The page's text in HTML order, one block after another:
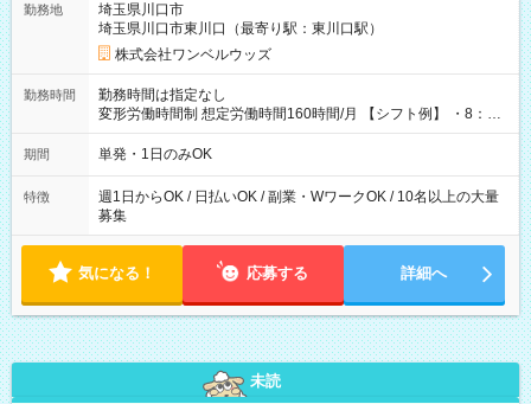
勤務地
埼玉県川口市
埼玉県川口市東川口（最寄り駅：東川口駅）
株式会社ワンベルウッズ
勤務時間
勤務時間は指定なし
変形労働時間制 想定労働時間160時間/月 【シフト例】 ・8：00
～21：00
期間 単発・1日のみOK
特徴
週1日からOK / 日払いOK / 副業・WワークOK / 10名以上の大量
募集
気になる！ 応募する 詳細へ
未読